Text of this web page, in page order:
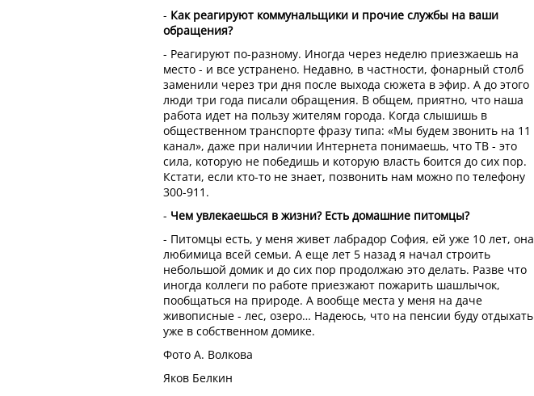
- Как реагируют коммунальщики и прочие службы на ваши
обращения?
- Реагируют по-разному. Иногда через неделю приезжаешь на
место - и все устранено. Недавно, в частности, фонарный столб
заменили через три дня после выхода сюжета в эфир. А до этого
люди три года писали обращения. В общем, приятно, что наша
работа идет на пользу жителям города. Когда слышишь в
общественном транспорте фразу типа: «Мы будем звонить на 11
канал», даже при наличии Интернета понимаешь, что ТВ - это
сила, которую не победишь и которую власть боится до сих пор.
Кстати, если кто-то не знает, позвонить нам можно по телефону
300-911.
- Чем увлекаешься в жизни? Есть домашние питомцы?
- Питомцы есть, у меня живет лабрадор София, ей уже 10 лет, она
любимица всей семьи. А еще лет 5 назад я начал строить
небольшой домик и до сих пор продолжаю это делать. Разве что
иногда коллеги по работе приезжают пожарить шашлычок,
пообщаться на природе. А вообще места у меня на даче
живописные - лес, озеро… Надеюсь, что на пенсии буду отдыхать
уже в собственном домике.
Фото А. Волкова
Яков Белкин